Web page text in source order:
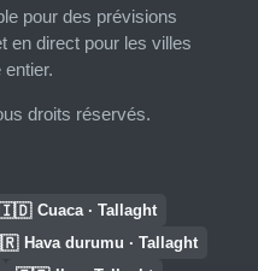
pour des prévisions
en direct pour les villes
droits réservés.
Cuaca · Tallaght
Hava durumu · Tallaght